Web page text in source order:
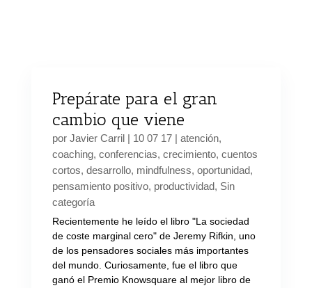
Prepárate para el gran
cambio que viene
por Javier Carril| 10 07 17| atención,
coaching, conferencias, crecimiento, cuentos
cortos, desarrollo, mindfulness, oportunidad,
pensamiento positivo, productividad, Sin
categoría
Recientemente he leído el libro "La sociedad
de coste marginal cero" de Jeremy Rifkin, uno
de los pensadores sociales más importantes
del mundo. Curiosamente, fue el libro que
ganó el Premio Knowsquare al mejor libro de